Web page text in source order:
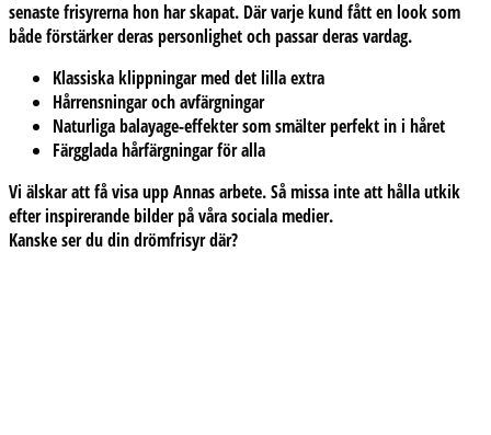
senaste frisyrerna hon har skapat. Där varje kund fått en look som
både förstärker deras personlighet och passar deras vardag.
Klassiska klippningar med det lilla extra
Hårrensningar och avfärgningar
Naturliga balayage-effekter som smälter perfekt in i håret
Färgglada hårfärgningar för alla
Vi älskar att få visa upp Annas arbete. Så missa inte att hålla utkik
efter inspirerande bilder på våra sociala medier.
Kanske ser du din drömfrisyr där?